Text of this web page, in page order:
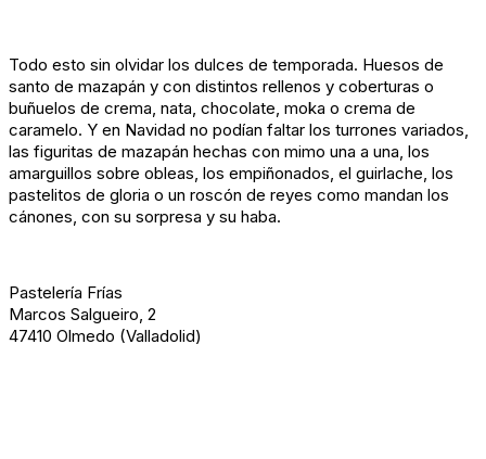
Todo esto sin olvidar los dulces de temporada. Huesos de
santo de mazapán y con distintos rellenos y coberturas o
buñuelos de crema, nata, chocolate, moka o crema de
caramelo. Y en Navidad no podían faltar los turrones variados,
las figuritas de mazapán hechas con mimo una a una, los
amarguillos sobre obleas, los empiñonados, el guirlache, los
pastelitos de gloria o un roscón de reyes como mandan los
cánones, con su sorpresa y su haba.
Pastelería Frías
Marcos Salgueiro, 2
47410 Olmedo (Valladolid)